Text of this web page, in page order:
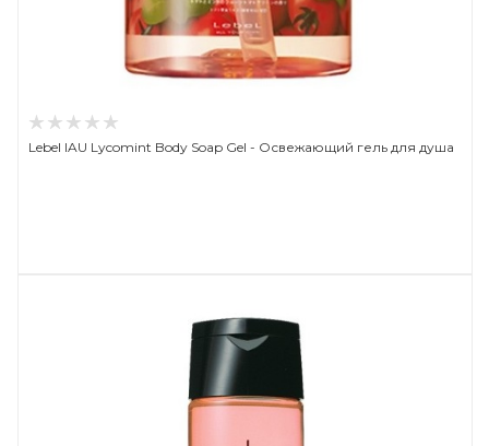
Lebel IAU Lycomint Body Soap Gel - Освежающий гель для душа